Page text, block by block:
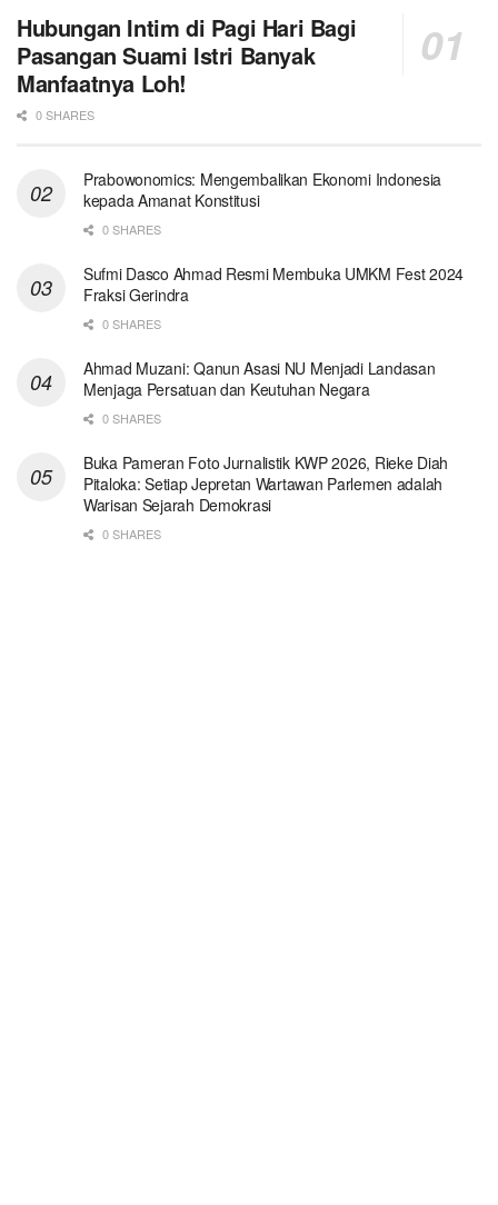
Hubungan Intim di Pagi Hari Bagi
Pasangan Suami Istri Banyak
Manfaatnya Loh!
0 SHARES
Prabowonomics: Mengembalikan Ekonomi Indonesia
kepada Amanat Konstitusi
0 SHARES
Sufmi Dasco Ahmad Resmi Membuka UMKM Fest 2024
Fraksi Gerindra
0 SHARES
Ahmad Muzani: Qanun Asasi NU Menjadi Landasan
Menjaga Persatuan dan Keutuhan Negara
0 SHARES
Buka Pameran Foto Jurnalistik KWP 2026, Rieke Diah
Pitaloka: Setiap Jepretan Wartawan Parlemen adalah
Warisan Sejarah Demokrasi
0 SHARES